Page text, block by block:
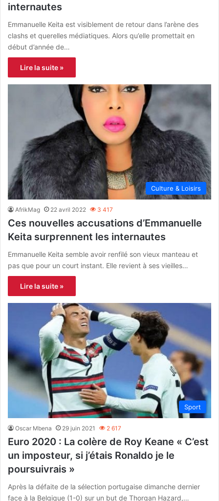
internautes
Emmanuelle Keita est visiblement de retour dans l’arène des
clashs et querelles médiatiques. Alors qu’elle promettait en
début d’année de…
Lire la suite »
Culture & Loisirs
AfrikMag 22 avril 2022 3 417
Ces nouvelles accusations d’Emmanuelle
Keita surprennent les internautes
Emmanuelle Keita semble avoir renfilé son vieux manteau et
pas que pour un court instant. Elle revient à ses vieilles…
Lire la suite »
Sport
Oscar Mbena 29 juin 2021 2 617
Euro 2020 : La colère de Roy Keane « C’est
un imposteur, si j’étais Ronaldo je le
poursuivrais »
Après la défaite de la sélection portugaise dimanche dernier
face à la Belgique (1-0) sur un but de Thorgan Hazard,…